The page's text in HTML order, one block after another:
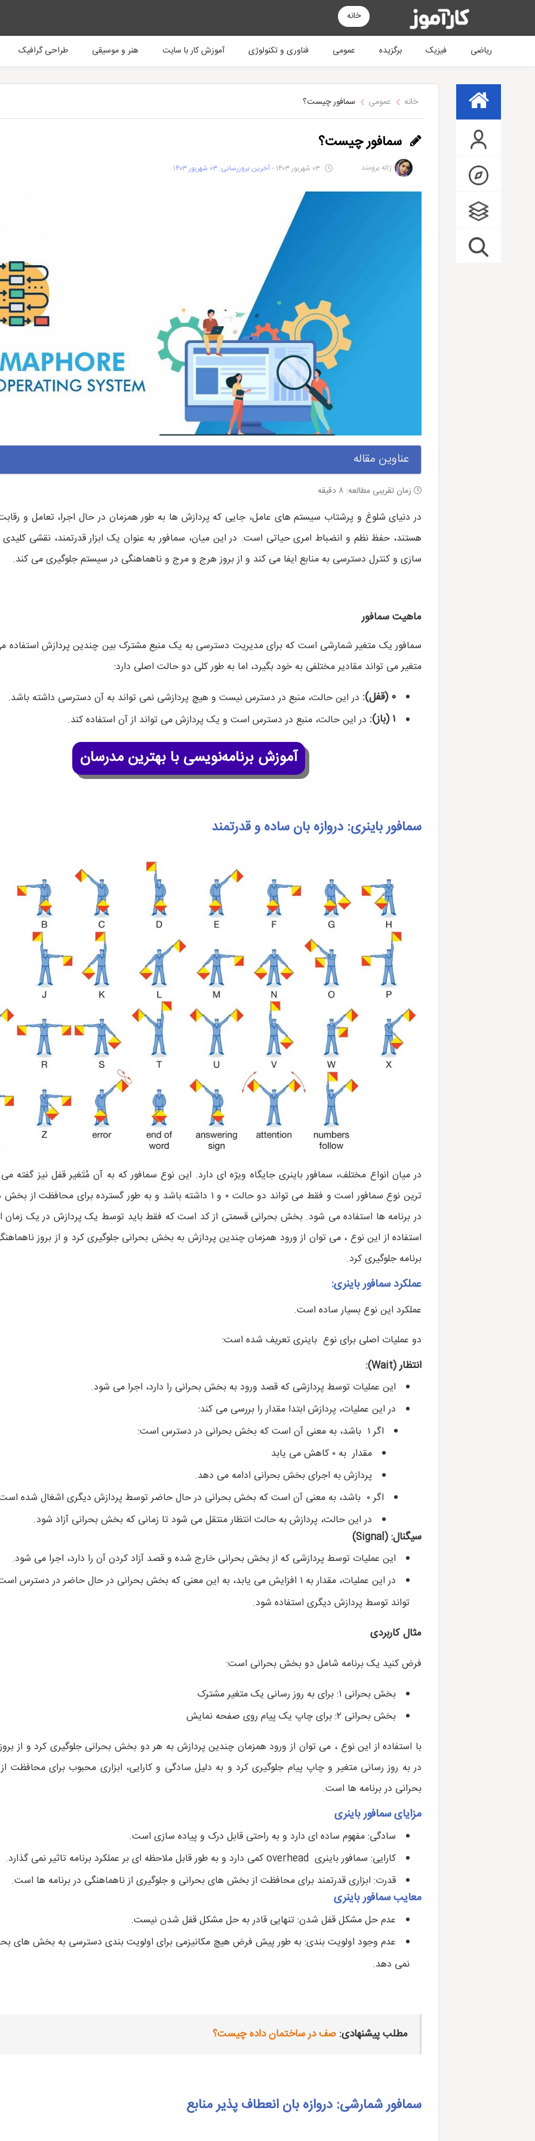
خانه
ریاضی فیزیک برگزیده عمومی فناوری و تکنولوژی آموزش کار با سایت هنر و موسیقی طراحی گرافیک
خانه عمومی سمافور چیست؟
سمافور چیست؟
ژاله برومند - آخرین بروزرسانی: ۰۳ شهریور ۱۴۰۳
عناوین مقاله
زمان تقریبی مطالعه: ۸ دقیقه
در دنیای شلوغ و پرشتاب سیستم های عامل، جایی که پردازش ها به طور همزمان در حال اجرا، تعامل و
هستند، حفظ نظم و انضباط امری حیاتی است. در این میان، سمافور به عنوان یک ابزار قدرتمند، نقشی
سازی و کنترل دسترسی به منابع ایفا می کند و از بروز هرج و مرج و ناهماهنگی در سیستم جلوگیری می کند.
ماهیت سمافور
سمافور یک متغیر شمارشی است که برای مدیریت دسترسی به یک منبع مشترک بین چندین پردازش استفاده
متغیر می تواند مقادیر مختلفی به خود بگیرد، اما به طور کلی دو حالت اصلی دارد:
۰ (قفل): در این حالت، منبع در دسترس نیست و هیچ پردازشی نمی تواند به آن دسترسی داشته باشد.
۱ (باز): در این حالت، منبع در دسترس است و یک پردازش می تواند از آن استفاده کند.
آموزش برنامه‌نویسی با بهترین مدرسان
سمافور باینری: دروازه بان ساده و قدرتمند
در میان انواع مختلف، سمافور باینری جایگاه ویژه ای دارد. این نوع سمافور که به آن مُتَغیر قفل نیز گفته
ترین نوع سمافور است و فقط می تواند دو حالت ۰ و ۱ داشته باشد و به طور گسترده برای
در برنامه ها استفاده می شود. بخش بحرانی قسمتی از کد است که فقط باید توسط یک پردازش در یک زمان
استفاده از این نوع ، می توان از ورود همزمان چندین پردازش به بخش بحرانی جلوگیری کرد و از بروز
برنامه جلوگیری کرد.
عملکرد سمافور باینری:
عملکرد این نوع بسیار ساده است.
دو عملیات اصلی برای نوع باینری تعریف شده است:
انتظار(Wait)
:
این عملیات توسط پردازشی که قصد ورود به بخش بحرانی را دارد، اجرا می شود.
در این عملیات، پردازش ابتدا مقدار را بررسی می کند:
اگر ۱ باشد، به معنی آن است که بخش بحرانی در دسترس است:
مقدار به ۰ کاهش می یابد
پردازش به اجرای بخش بحرانی ادامه می دهد.
اگر ۰
باشد، به معنی آن است که بخش بحرانی در حال حاضر توسط پردازش دیگری اشغال شده
در این حالت، پردازش به حالت انتظار منتقل می شود تا زمانی که بخش بحرانی آزاد شود.
سیگنال: (Signal)
این عملیات توسط پردازشی که از بخش بحرانی خارج شده و قصد آزاد کردن آن را دارد، اجرا می شود.
در این عملیات، مقدار به ۱ افزایش می یابد، به این معنی که بخش بحرانی در حال حاضر در دسترس
تواند توسط پردازش دیگری استفاده شود.
مثال کاربردی
فرض کنید یک برنامه شامل دو بخش بحرانی است:
بخش بحرانی ۱: برای به روز رسانی یک متغیر مشترک
بخش بحرانی ۲: برای چاپ یک پیام روی صفحه نمایش
با استفاده از این نوع ، می توان از ورود همزمان چندین پردازش به هر دو بخش بحرانی جلوگیری کرد و از
در به روز رسانی متغیر و چاپ پیام جلوگیری کرد و به دلیل سادگی و کارایی، ابزاری محبوب برای
بحرانی در برنامه ها است.
مزایای سمافور باینری
سادگی: مفهوم ساده ای دارد و به راحتی قابل درک و پیاده سازی است.
کارایی: سمافور باینری overhead کمی دارد و به طور قابل ملاحظه ای بر عملکرد برنامه تاثیر نمی گذارد.
قدرت: ابزاری قدرتمند برای محافظت از بخش های بحرانی و جلوگیری از ناهماهنگی در برنامه ها است.
معایب سمافور باینری
عدم حل مشکل قفل شدن: تنهایی قادر به حل مشکل قفل شدن نیست.
عدم وجود اولویت بندی: به طور پیش فرض هیچ مکانیزمی برای اولویت بندی دسترسی به بخش های
نمی دهد.
مطلب پیشنهادی: صف در ساختمان داده چیست؟
سمافور شمارشی: دروازه بان انعطاف پذیر منابع